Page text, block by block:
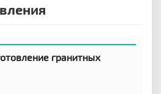
гранитных